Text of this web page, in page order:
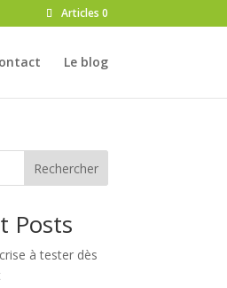
Articles 0
Le blog
Rechercher
Posts
à tester dès